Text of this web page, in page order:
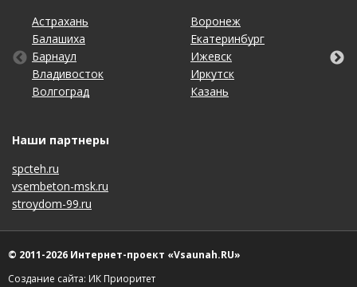
Астрахань
Балашиха
Барнаул
Владивосток
Волгоград
Воронеж
Екатеринбург
Ижевск
Иркутск
Казань
Калининград
Кемерово
Киров
Краснодар
Красноярск
Липецк
Махачкала
Набережные Челны
Нижний Новгород
Новосибирск
Омск
Оренбург
Пенза
Пермь
Ростов-на-Дону
Рязань
Самара
Санкт-Петербург
Саратов
Ставрополь
Тольятти
Томск
Тула
Тюмень
Ульяновск
Уфа
Хабаровск
Чебоксары
Челябинск
Ярославль
Наши партнеры
spcteh.ru
vsembeton-msk.ru
stroydom-99.ru
© 2011-2026 Интернет-проект «Vsaunah.RU»
Создание сайта: ИК Приоритет